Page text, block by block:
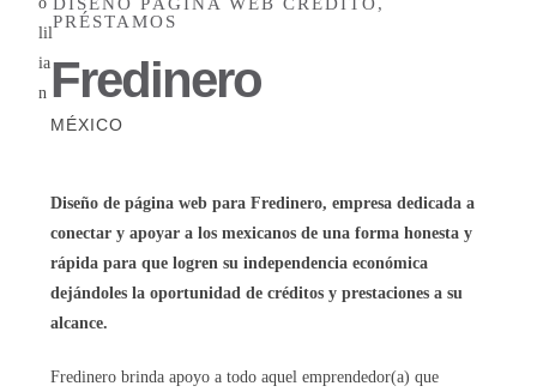
DISEÑO PÁGINA WEB CRÉDITO,
PRÉSTAMOS
Fredinero
MÉXICO
Diseño de página web para Fredinero, empresa dedicada a
conectar y apoyar a los mexicanos de una forma honesta y
rápida para que logren su independencia económica
dejándoles la oportunidad de créditos y prestaciones a su
alcance.
Fredinero brinda apoyo a todo aquel emprendedor(a) que